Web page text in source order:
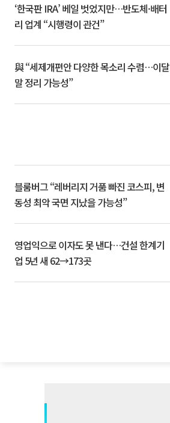
‘한국판 IRA’ 베일 벗었지만…반도체·배터
리 업계 “시행령이 관건”
與 “세제개편안 다양한 목소리 수렴…이달
말 정리 가능성”
블룸버그 “레버리지 거품 빠진 코스피, 변
동성 최악 국면 지났을 가능성”
영업익으로 이자도 못 낸다…건설 한계기
업 5년 새 62→173곳